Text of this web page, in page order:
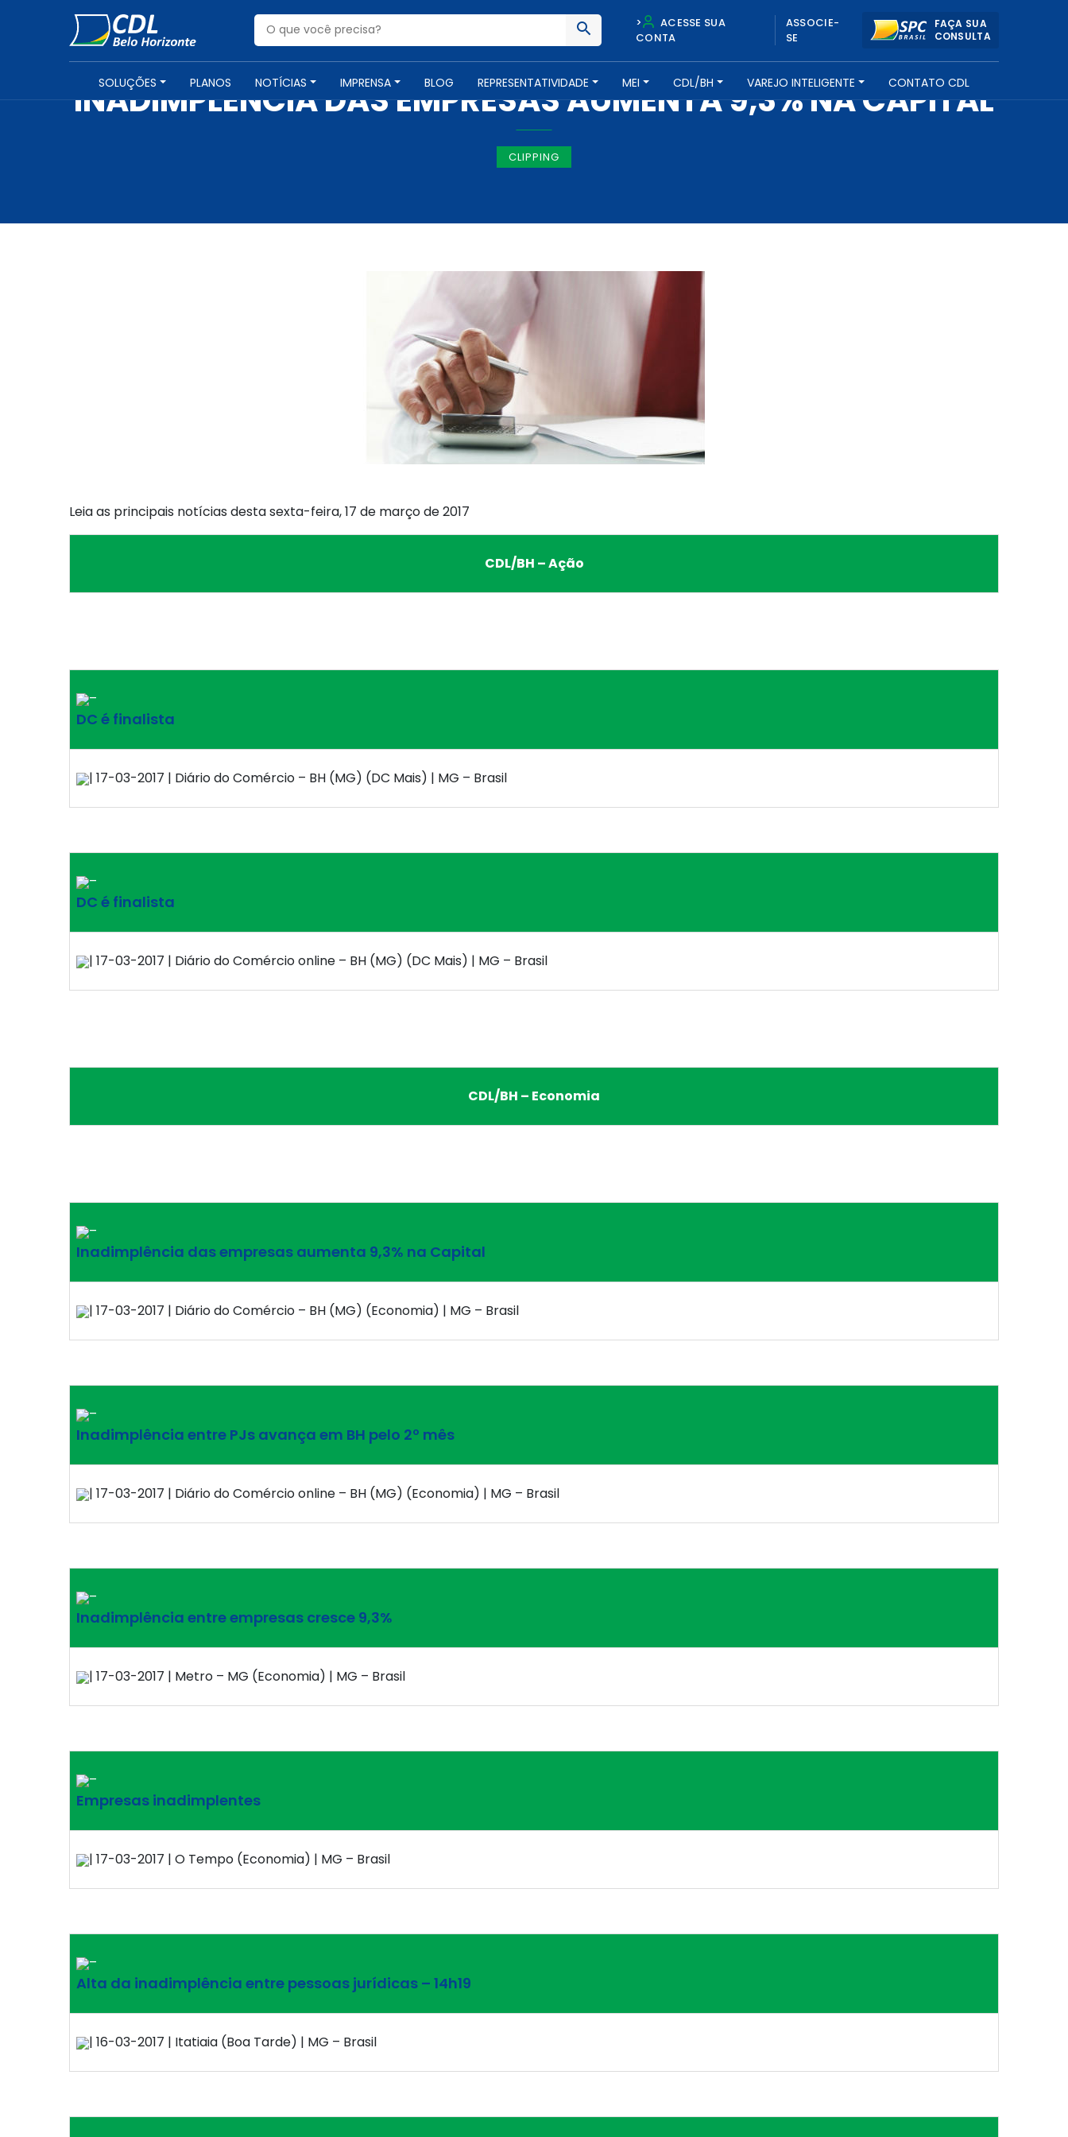
>
ACESSE SUA
CONTA
ASSOCIE-
SE
FAÇA SUA
CONSULTA
SOLUÇÕES PLANOS NOTÍCIAS IMPRENSA BLOG REPRESENTATIVIDADE MEI CDL/BH VAREJO INTELIGENTE CONTATO CDL
IMPRENSA -17 DE MARÇO DE 2017
INADIMPLÊNCIA DAS EMPRESAS AUMENTA 9,3% NA CAPITAL
CLIPPING
Leia as principais notícias desta sexta-feira, 17 de março de 2017
CDL/BH – Ação
–
DC é finalista
| 17-03-2017 | Diário do Comércio – BH (MG) (DC Mais) | MG – Brasil
–
DC é finalista
| 17-03-2017 | Diário do Comércio online – BH (MG) (DC Mais) | MG – Brasil
CDL/BH – Economia
–
Inadimplência das empresas aumenta 9,3% na Capital
| 17-03-2017 | Diário do Comércio – BH (MG) (Economia) | MG – Brasil
–
Inadimplência entre PJs avança em BH pelo 2º mês
| 17-03-2017 | Diário do Comércio online – BH (MG) (Economia) | MG – Brasil
–
Inadimplência entre empresas cresce 9,3%
| 17-03-2017 | Metro – MG (Economia) | MG – Brasil
–
Empresas inadimplentes
| 17-03-2017 | O Tempo (Economia) | MG – Brasil
–
Alta da inadimplência entre pessoas jurídicas – 14h19
| 16-03-2017 | Itatiaia (Boa Tarde) | MG – Brasil